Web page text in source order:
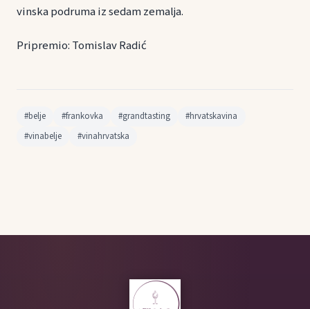
vinska podruma iz sedam zemalja.
Pripremio: Tomislav Radić
#belje #frankovka #grandtasting
#hrvatskavina
#vinabelje
#vinahrvatska